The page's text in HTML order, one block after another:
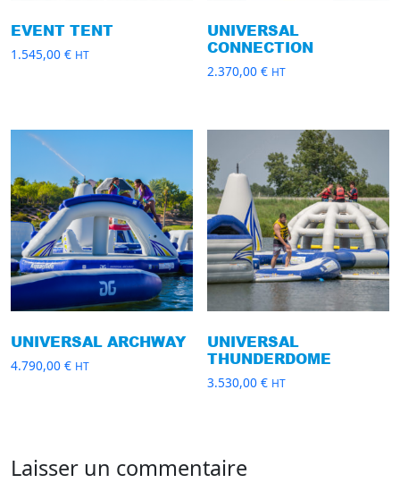
EVENT TENT
1.545,00 € HT
UNIVERSAL
CONNECTION
2.370,00€ HT
UNIVERSAL ARCHWAY
4.790,00 € HT
UNIVERSAL
THUNDERDOME
3.530,00€ HT
Laisser un commentaire